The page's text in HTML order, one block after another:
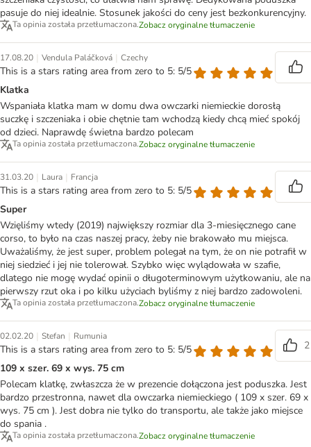
pasuje do niej idealnie. Stosunek jakości do ceny jest bezkonkurencyjny.
Ta opinia została przetłumaczona.Zobacz oryginalne tłumaczenie
17.08.20 | Vendula Paláčková | Czechy
This is a stars rating area from zero to 5: 5/5
Klatka
Wspaniała klatka mam w domu dwa owczarki niemieckie dorosłą
suczkę i szczeniaka i obie chętnie tam wchodzą kiedy chcą mieć spokój
od dzieci. Naprawdę świetna bardzo polecam
Ta opinia została przetłumaczona.Zobacz oryginalne tłumaczenie
31.03.20 | Laura | Francja
This is a stars rating area from zero to 5: 5/5
Super
Wzięliśmy wtedy (2019) największy rozmiar dla 3-miesięcznego cane
corso, to było na czas naszej pracy, żeby nie brakowało mu miejsca.
Uważaliśmy, że jest super, problem polegał na tym, że on nie potrafił w
niej siedzieć i jej nie tolerował. Szybko więc wylądowała w szafie,
dlatego nie mogę wydać opinii o długoterminowym użytkowaniu, ale na
pierwszy rzut oka i po kilku użyciach byliśmy z niej bardzo zadowoleni.
Ta opinia została przetłumaczona.Zobacz oryginalne tłumaczenie
02.02.20 | Stefan | Rumunia
This is a stars rating area from zero to 5: 5/5
2
109 x szer. 69 x wys. 75 cm
Polecam klatkę, zwłaszcza że w prezencie dołączona jest poduszka. Jest
bardzo przestronna, nawet dla owczarka niemieckiego ( 109 x szer. 69 x
wys. 75 cm ). Jest dobra nie tylko do transportu, ale także jako miejsce
do spania .
Ta opinia została przetłumaczona.Zobacz oryginalne tłumaczenie